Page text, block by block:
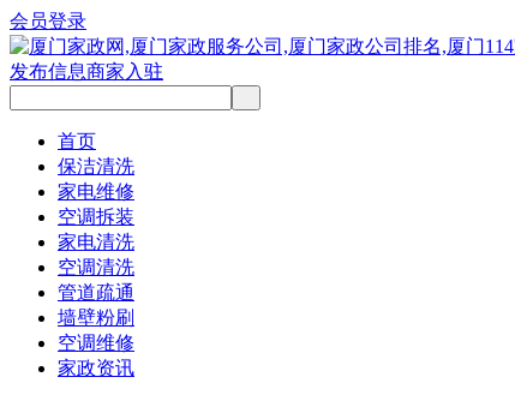
会员登录
发布信息商家入驻
首页
保洁清洗
家电维修
空调拆装
家电清洗
空调清洗
管道疏通
墙壁粉刷
空调维修
家政资讯